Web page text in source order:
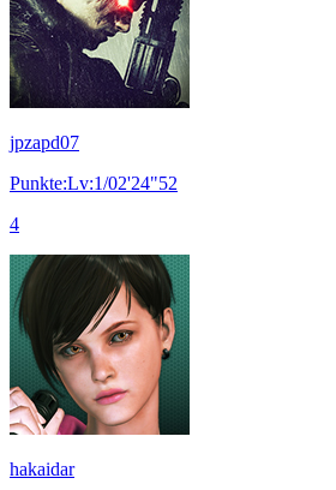
jpzapd07
Punkte:Lv:1/02'24"52
4
hakaidar